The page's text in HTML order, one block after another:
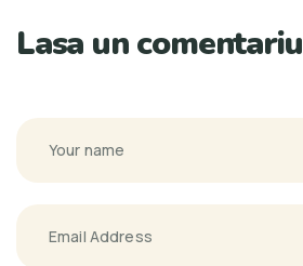
Lasa un comentariu